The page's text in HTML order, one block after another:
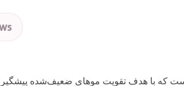
که با هدف تقویت موهای ضعیف‌شده